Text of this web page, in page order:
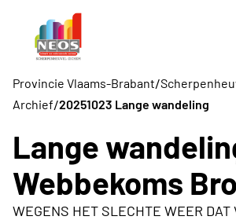
Provincie Vlaams-Brabant/
Archief/20251023 Lange wandeling
Lange
Webbekoms
WEGENS HET SLECHTE WEER DAT